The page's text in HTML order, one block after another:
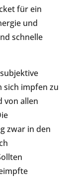
für ein
und
schnelle
sich impfen zu
von allen
zwar in den